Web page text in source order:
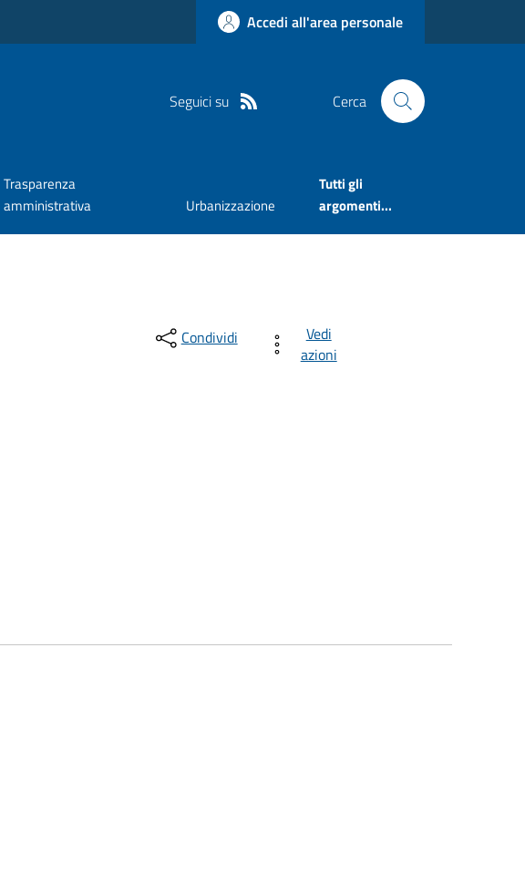
Accedi all'area personale
Seguici su Cerca
Trasparenza
amministrativa
Urbanizzazione
Tutti gli
argomenti...
Condividi
Vedi
azioni